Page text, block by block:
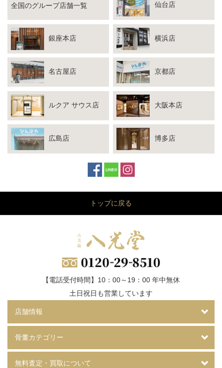
全国のグループ店舗一覧 仙台店
銀座本店 横浜店
名古屋店 京都店
ルクア サウス店 大阪本店
広島店 博多店
トップに戻る
【電話受付時間】10：00～19：00 年中無休
土日祝日も営業しています
店舗情報
骨董カテゴリー
無料査定・買取について